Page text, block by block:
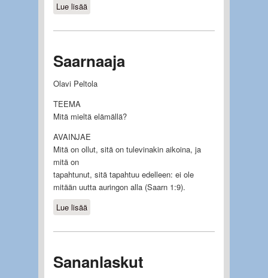
Lue lisääabout Laulujen laulu
Saarnaaja
Olavi Peltola
TEEMA
Mitä mieltä elämällä?
AVAINJAE
Mitä on ollut, sitä on tulevinakin aikoina, ja
mitä on
tapahtunut, sitä tapahtuu edelleen: ei ole
mitään uutta auringon alla (Saarn 1:9).
Lue lisääabout Saarnaaja
Sananlaskut